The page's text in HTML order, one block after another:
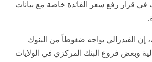
في قرار رفع سعر الفائدة خاصة مع بيانات
إن الفيدرالي يواجه ضغوطاً من البنوك
وبعض فروع البنك المركزي في الولايات